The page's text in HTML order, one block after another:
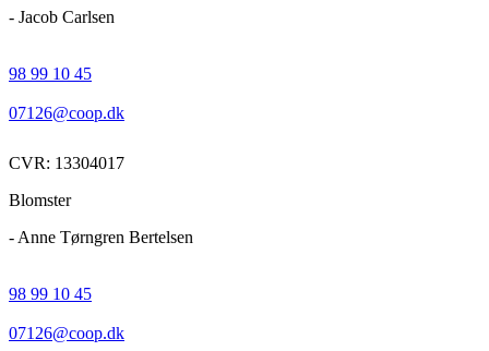
- Jacob Carlsen
98 99 10 45
07126@coop.dk
CVR: 13304017
Blomster
- Anne Tørngren Bertelsen
98 99 10 45
07126@coop.dk